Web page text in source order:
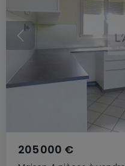
205 000 €